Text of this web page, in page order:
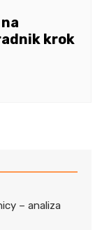
krok
– analiza